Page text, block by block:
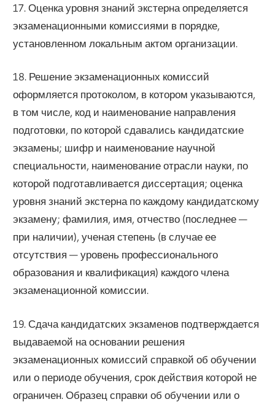
17. Оценка уровня знаний экстерна определяется
экзаменационными комиссиями в порядке,
установленном локальным актом организации.
18. Решение экзаменационных комиссий
оформляется протоколом, в котором указываются,
в том числе, код и наименование направления
подготовки, по которой сдавались кандидатские
экзамены; шифр и наименование научной
специальности, наименование отрасли науки, по
которой подготавливается диссертация; оценка
уровня знаний экстерна по каждому кандидатскому
экзамену; фамилия, имя, отчество (последнее —
при наличии), ученая степень (в случае ее
отсутствия — уровень профессионального
образования и квалификация) каждого члена
экзаменационной комиссии.
19. Сдача кандидатских экзаменов подтверждается
выдаваемой на основании решения
экзаменационных комиссий справкой об обучении
или о периоде обучения, срок действия которой не
ограничен. Образец справки об обучении или о